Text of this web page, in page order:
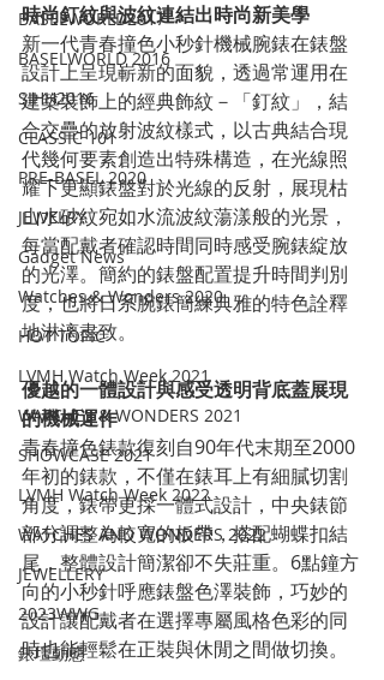
BASELWORLD2017
BASELWORLD 2016
SIHH2016
CLASSIC 101
PRE-BASEL 2020
JEWELRY
Gadget News
Watches & Wonders 2020
HOT TOPIC
LVMH Watch Week 2021
WATCHES & WONDERS 2021
SHOWCASE 2021
LVMH Watch Week 2022
WATCHES AND WONDERS 2022
JEWELLERY
2023WWG
錶壇動態
時尚釘紋與波紋連結出時尚新美學
新一代青春撞色小秒針機械腕錶在錶盤
設計上呈現嶄新的面貌，透過常運用在
建築裝飾上的經典飾紋－「釘紋」，結
合交疊的放射波紋樣式，以古典結合現
代幾何要素創造出特殊構造，在光線照
耀下更顯錶盤對於光線的反射，展現枯
山水砂紋宛如水流波紋蕩漾般的光景，
每當配戴者確認時間同時感受腕錶綻放
的光澤。簡約的錶盤配置提升時間判別
度，也將日系腕錶簡練典雅的特色詮釋
地淋漓盡致。
優越的一體設計與感受透明背底蓋展現
的機械運作
青春撞色錶款復刻自90年代末期至2000
年初的錶款，不僅在錶耳上有細膩切割
角度，錶帶更採一體式設計，中央錶節
部分調整為較寬的板帶，搭配蝴蝶扣結
尾，整體設計簡潔卻不失莊重。6點鐘方
向的小秒針呼應錶盤色澤裝飾，巧妙的
設計讓配戴者在選擇專屬風格色彩的同
時也能輕鬆在正裝與休閒之間做切換。